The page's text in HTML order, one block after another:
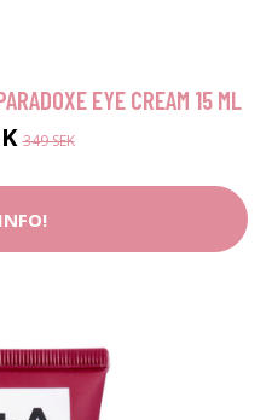
EYE CREAM 15 ML
349 SEK